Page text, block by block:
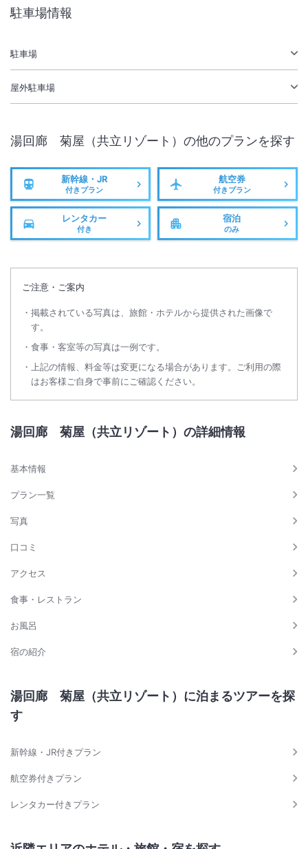
INチェックイン
15:00/ OUT
温泉
駐車場あり
エレベーターがありませんので足の不自由な方は事前に宿泊施設までご
連絡下さい。
お車のご移動はお客様ご自身でお願い致しております。場合によって
は、徒歩３分の駐車場をご案内する場合があります。
■低アレルゲン食の提供実施のお知らせ■2025年7月1日（火）宿泊分
より、特定原材料等28品目のアレルギーをお持ちのお客様への食事提
ルギー対応ポリシーをご確認ください。
駐車場情報
駐車場
屋外駐車場
湯回廊 菊屋（共立リゾート） の他のプランを探す
新幹線・JR
付きプラン
航空券
付きプラン
レンタカー
付き
宿泊
のみ
ご注意・ご案内
掲載されている写真は、旅館・ホテルから提供された画像で
す。
食事・客室等の写真は一例です。
上記の情報、料金等は変更になる場合があります。ご利用の際
はお客様ご自身で事前にご確認ください。
湯回廊 菊屋（共立リゾート）の詳細情報
基本情報
プラン一覧
写真
口コミ
アクセス
食事・レストラン
お風呂
宿の紹介
湯回廊 菊屋（共立リゾート）に泊まるツアーを探
す
新幹線・JR付きプラン
航空券付きプラン
レンタカー付きプラン